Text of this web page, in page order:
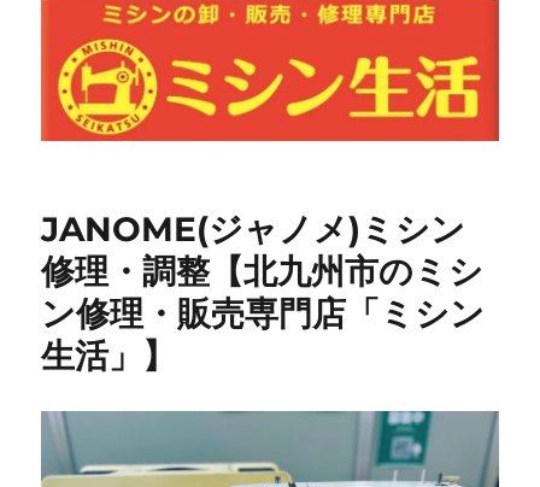
JANOME(ジャノメ)ミシン
修理・調整【北九州市のミシ
ン修理・販売専門店「ミシン
生活」】